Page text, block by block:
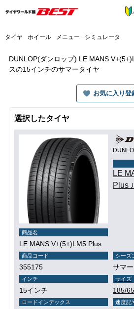
タイヤ ホイール メニュー シミュレータ
DUNLOP(ダンロップ) LE MANS
スの15インチのサマータイヤ
お気に入り登
選択したタイヤ
LE
Plus
商品名
LE MANS V+(5+)LM5 Plus
商品コード
355175
シーズ
サマー
インチ
15インチ
サイズ
185/
ロードインデックス 速度記